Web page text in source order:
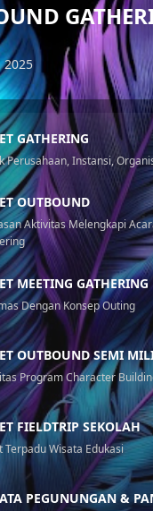
GATHERING
Perusahaan, Instansi,
OUTBOUND
Aktivitas Melengkapi
MEETING GATHERING
Dengan Konsep Outing
OUTBOUND SEMI
Program Character
FIELDTRIP SEKOLAH
Terpadu Wisata Edukasi
PEGUNUNGAN &